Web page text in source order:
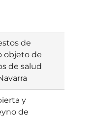
de
objeto de
de salud
y
de